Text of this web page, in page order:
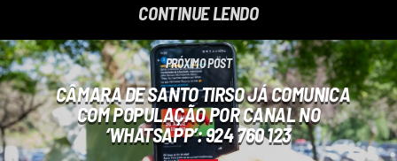
CONTINUE LENDO
PRÓXIMO POST
CÂMARA DE SANTO TIRSO JÁ COMUNICA
COM POPULAÇÃO POR CANAL NO
‘WHATSAPP’: 924 760 123